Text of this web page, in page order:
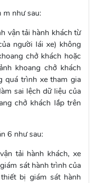
m như sau:
vận tải hành khách từ
người lái xe) không
chở khách hoặc
khoang chở khách
quá trình xe tham gia
sai lệch dữ liệu của
chở khách lắp trên
6 như sau:
tải hành khách, xe
sát hành trình của
bị giám sát hành